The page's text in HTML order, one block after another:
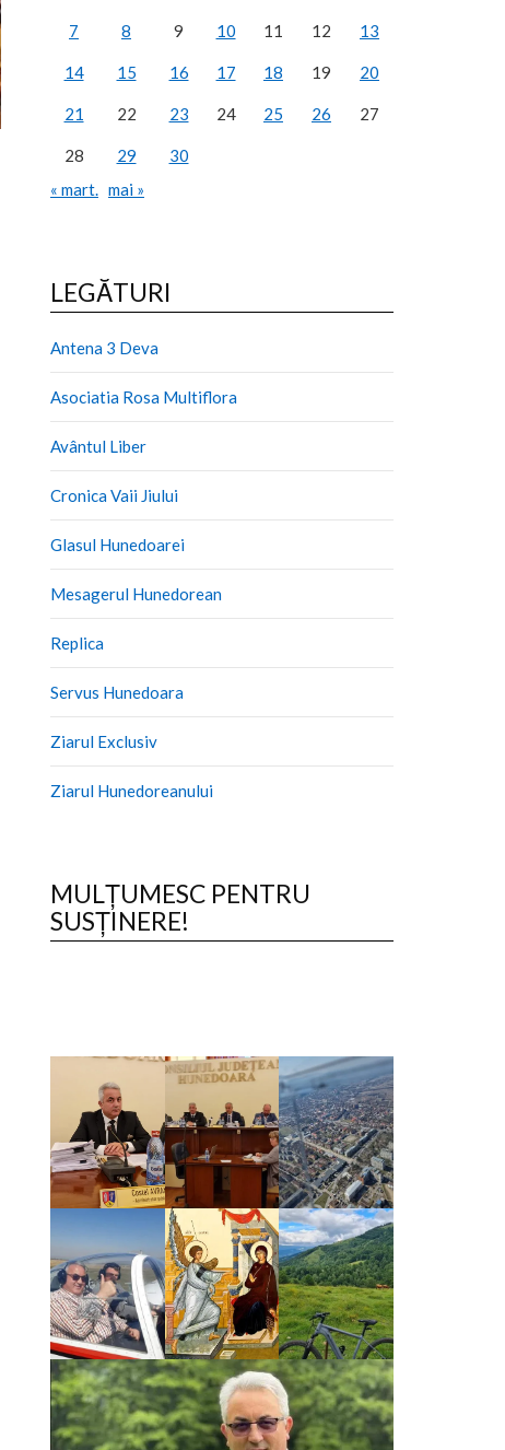
7 8 9 10 11 12 13
14 15 16 17 18 19 20
21 22 23 24 25 26 27
28 29
30
« mart. mai »
LEGĂTURI
Antena 3 Deva
Asociatia Rosa Multiflora
Avântul Liber
Cronica Vaii Jiului
Glasul Hunedoarei
Mesagerul Hunedorean
Replica
Servus Hunedoara
Ziarul Exclusiv
Ziarul Hunedoreanului
MULȚUMESC PENTRU
SUSȚINERE!